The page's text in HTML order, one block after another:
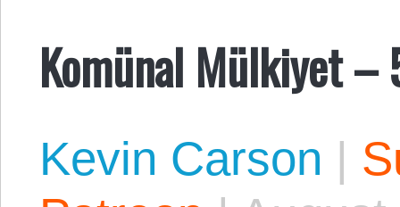
Komünal Mülkiyet –
Kevin Carson |